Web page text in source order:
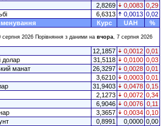
2,8269 0,0083 0,29
6,6313 0,0013 0,02
Курс UAH %
серпня 2026 Порівняння з даними на вчора, 7 серпня 2026
12,1857 0,0012 0,01
долар 31,5118 0,0100 0,03
манат 26,3297 0,0028 0,01
3,6210 0,0003 0,01
31,9403 0,0478 0,15
2,1273 0,0072 0,34
6,9046 0,0076 0,11
3,3657 0,0034 0,10
0,8991 0,0000 0,00